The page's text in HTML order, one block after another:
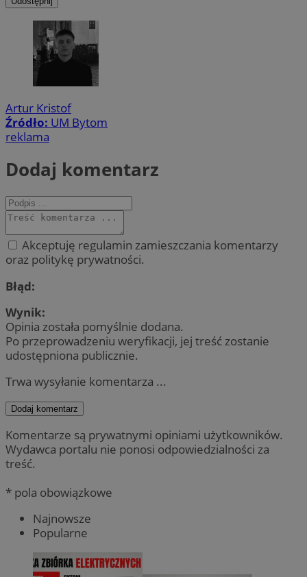
Artur Kristof
Źródło: UM Bytom
reklama
Dodaj komentarz
Akceptuję regulamin zamieszczania komentarzy
oraz politykę prywatności.
Błąd:
Wynik:
Opinia została pomyślnie dodana.
Po przeprowadzeniu weryfikacji, jej treść zostanie
udostępniona publicznie.
Trwa wysyłanie komentarza ...
Dodaj komentarz
Komentarze są prywatnymi opiniami użytkowników.
Wydawca portalu nie ponosi odpowiedzialności za
treść.
* pola obowiązkowe
Najnowsze
Popularne